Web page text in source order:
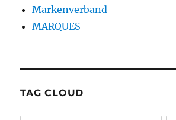
Markenverband
MARQUES
TAG CLOUD